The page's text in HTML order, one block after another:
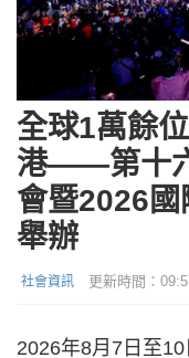
全球1萬餘
港——第十
會暨2026
舉辦
社會資訊 更新時間：
2026年8月7日至